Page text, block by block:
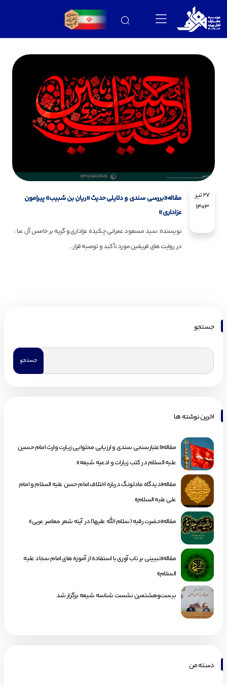
27 تیر
1403
مقاله«بررسی سندی و دلایلی حدیث «ریان بن شبیب» پیرامون
عزاداری»
نویسنده: سید مسعود عمرانی چکیده عزاداری و گریه بر خامس آل عبا ،
در روایت های فریقین مورد تأکید و توصیه قرار...
جستجو
اخرین نوشته ها
مقاله«اعتبارسنجی سندی و ارزیابی محتوایی زیارت وارث امام حسین
علیه السلام در کتب زیارات و ادعیه شیعه»
مقاله«دیدگاه مادلونگ درباره اختلاف امام حسن علیه السلام و امام
علی علیه السلام»
مقاله«حضرت رقیه (سلام الله علیها) در آینه شعر معاصر عربی»
مقاله«تبیینی بر تاب آوری با استفاده از آموزه های امام سجاد علیه
السلام»
بیست‌وهشتمین نشست شناسه شیعه برگزار شد
دسته من